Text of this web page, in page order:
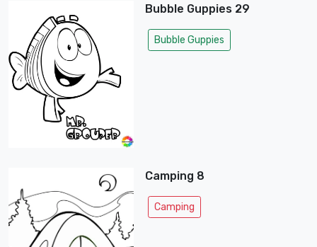
Bubble Guppies 29
Bubble Guppies
Camping 8
Camping